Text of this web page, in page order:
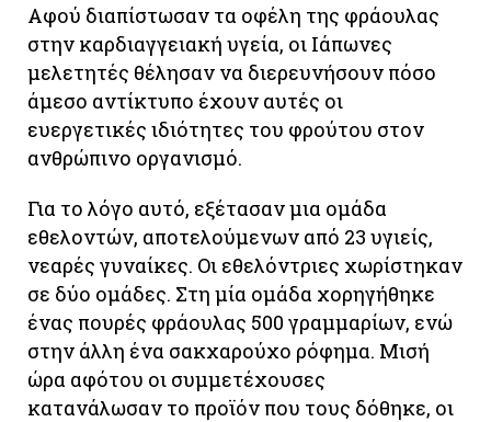
Αφού διαπίστωσαν τα οφέλη της φράουλας
στην καρδιαγγειακή υγεία, οι Ιάπωνες
μελετητές θέλησαν να διερευνήσουν πόσο
άμεσο αντίκτυπο έχουν αυτές οι
ευεργετικές ιδιότητες του φρούτου στον
ανθρώπινο οργανισμό.
Για το λόγο αυτό, εξέτασαν μια ομάδα
εθελοντών, αποτελούμενων από 23 υγιείς,
νεαρές γυναίκες. Οι εθελόντριες χωρίστηκαν
σε δύο ομάδες. Στη μία ομάδα χορηγήθηκε
ένας πουρές φράουλας 500 γραμμαρίων, ενώ
στην άλλη ένα σακχαρούχο ρόφημα. Μισή
ώρα αφότου οι συμμετέχουσες
κατανάλωσαν το προϊόν που τους δόθηκε, οι